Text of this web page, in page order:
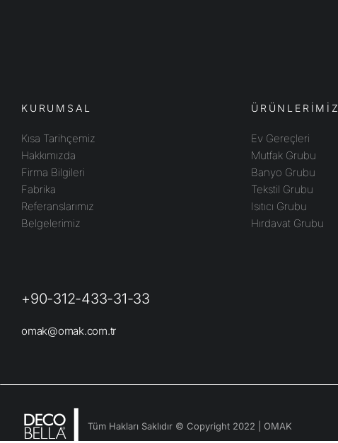
KURUMSAL
Kısa Tarihçemiz
Hakkımızda
Firma Bilgileri
Fabrika
Referanslarımız
Belgelerimiz
+90-312-433-31-33
omak@omak.com.tr
ÜRÜNLERİMİZ
Ev Gereçleri
Mutfak Grubu
Banyo Grubu
Tekstil Grubu
Isıtıcı Grubu
Hırdavat Grubu
Tüm Hakları Saklıdır © Copyright 2022 | OMAK